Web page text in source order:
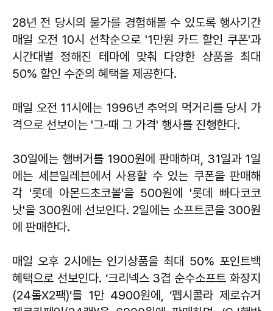
28년 전 당시의 물가를 경험해볼 수 있도록 행사기간
매일 오전 10시 선착순으로 '1만원 카드 할인 쿠폰'과
시간대별 정해진 테마에 맞춰 다양한 상품을 최대
50% 할인 수준의 혜택을 제공한다.
매일 오전 11시에는 1996년 추억의 먹거리를 당시 가
격으로 선보이는 '그-때 그 가격' 행사를 진행한다.
30일에는 햄버거를 1900원에 판매하며, 31일과 1일
에는 세븐일레븐에서 사용할 수 있는 쿠폰을 판매해
각 '롯데 아몬드초코볼'을 500원에 '롯데 빠다코코
낫'을 300원에 선보인다. 2일에는 소프트콘을 300원
에 판매한다.
매일 오후 2시에는 인기상품을 최대 50% 포인트백
혜택으로 선보인다. ‘크리넥스 3겹 순수소프트 화장지
(24롤X2팩)’를 1만 4900원에, ‘펩시콜라 제로슈거